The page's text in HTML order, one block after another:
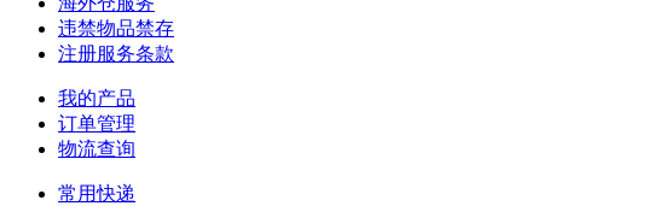
违禁物品禁存
注册服务条款
我的产品
订单管理
物流查询
常用快递